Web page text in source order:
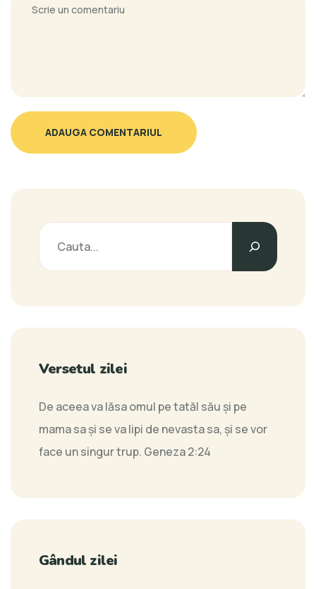
ADAUGA COMENTARIUL
Versetul zilei
De aceea va lăsa omul pe tatăl său şi pe
mama sa şi se va lipi de nevasta sa, şi se vor
face un singur trup. Geneza 2:24
Gândul zilei